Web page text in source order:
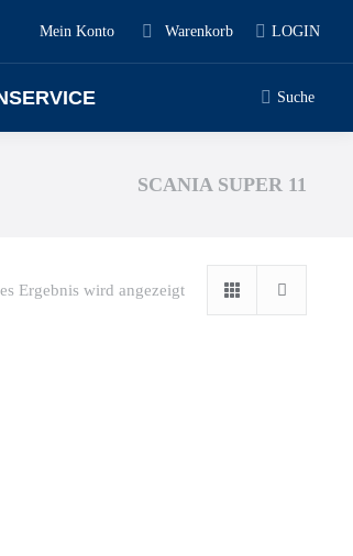
Mein Konto Warenkorb LOGIN
Suche
SCANIA SUPER 11
Ergebnis wird angezeigt